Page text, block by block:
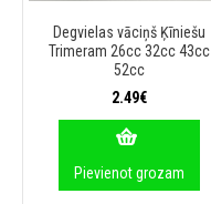
Degvielas vāciņš Ķīniešu
Trimeram 26cc 32cc 43cc
52cc
2.49€
Pievienot grozam